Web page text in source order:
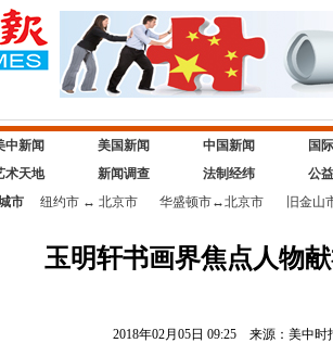
中新闻 美国新闻 中国新闻
国
术天地
新闻调查 法制经纬
公
市
纽约市↔ 北京市 华盛顿市↔北京市 旧金山
玉明轩书画界焦点人物
2018年02月05日 09:25 来源：美中时